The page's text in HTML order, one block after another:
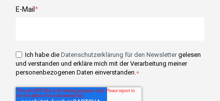
E-Mail *
Ich habe die Datenschutzerklärung für den Newslettergelesen
und verstanden und erkläre mich mit der Verarbeitung meiner
personenbezogenen Daten einverstanden.*